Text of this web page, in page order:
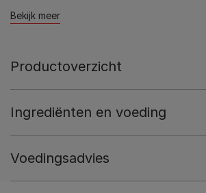
Bekijk meer
Productoverzicht
Ingrediënten en voeding
Voedingsadvies